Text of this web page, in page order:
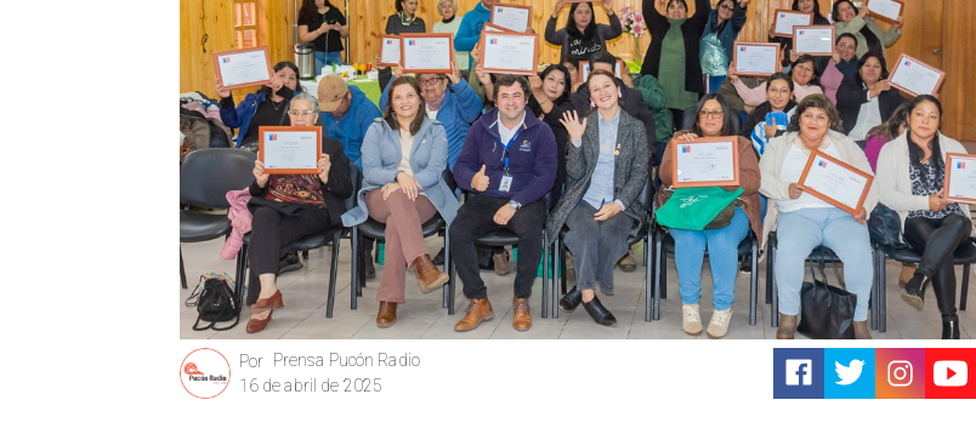
Prensa Pucón Radio
Por
16 de abril de 2025